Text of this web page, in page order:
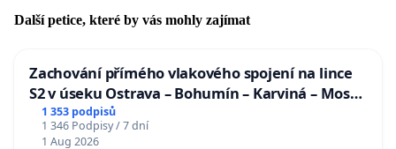
Další petice, které by vás mohly zajímat
Zachování přímého vlakového spojení na lince
S2 v úseku Ostrava – Bohumín – Karviná – Mosty
u Jablunkova
1 353 podpisů
1 346 Podpisy / 7 dní
1 Aug 2026